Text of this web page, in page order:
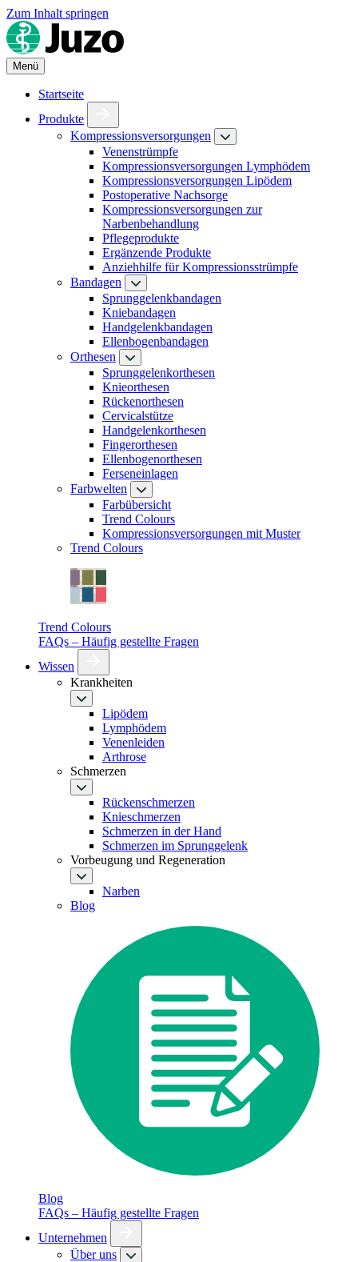
Zum Inhalt springen
Menü
Startseite
Produkte
Kompressionsversorgungen
Venenstrümpfe
Kompressionsversorgungen Lymphödem
Kompressionsversorgungen Lipödem
Postoperative Nachsorge
Kompressionsversorgungen zur
Narbenbehandlung
Pflegeprodukte
Ergänzende Produkte
Anziehhilfe für Kompressionsstrümpfe
Bandagen
Sprunggelenkbandagen
Kniebandagen
Handgelenkbandagen
Ellenbogenbandagen
Orthesen
Sprunggelenkorthesen
Knieorthesen
Rückenorthesen
Cervicalstütze
Handgelenkorthesen
Fingerorthesen
Ellenbogenorthesen
Ferseneinlagen
Farbwelten
Farbübersicht
Trend Colours
Kompressionsversorgungen mit Muster
Trend Colours
Trend Colours
FAQs – Häufig gestellte Fragen
Wissen
Krankheiten
Lipödem
Lymphödem
Venenleiden
Arthrose
Schmerzen
Rückenschmerzen
Knieschmerzen
Schmerzen in der Hand
Schmerzen im Sprunggelenk
Vorbeugung und Regeneration
Narben
Blog
Blog
FAQs – Häufig gestellte Fragen
Unternehmen
Über uns